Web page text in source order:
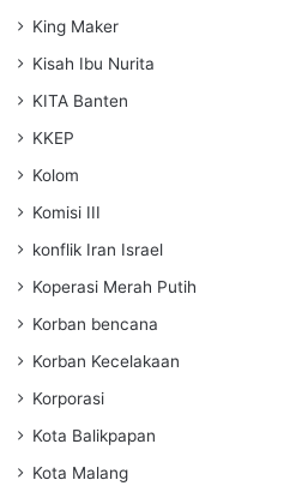
King Maker
Kisah Ibu Nurita
KITA Banten
KKEP
Kolom
Komisi III
konflik Iran Israel
Koperasi Merah Putih
Korban bencana
Korban Kecelakaan
Korporasi
Kota Balikpapan
Kota Malang